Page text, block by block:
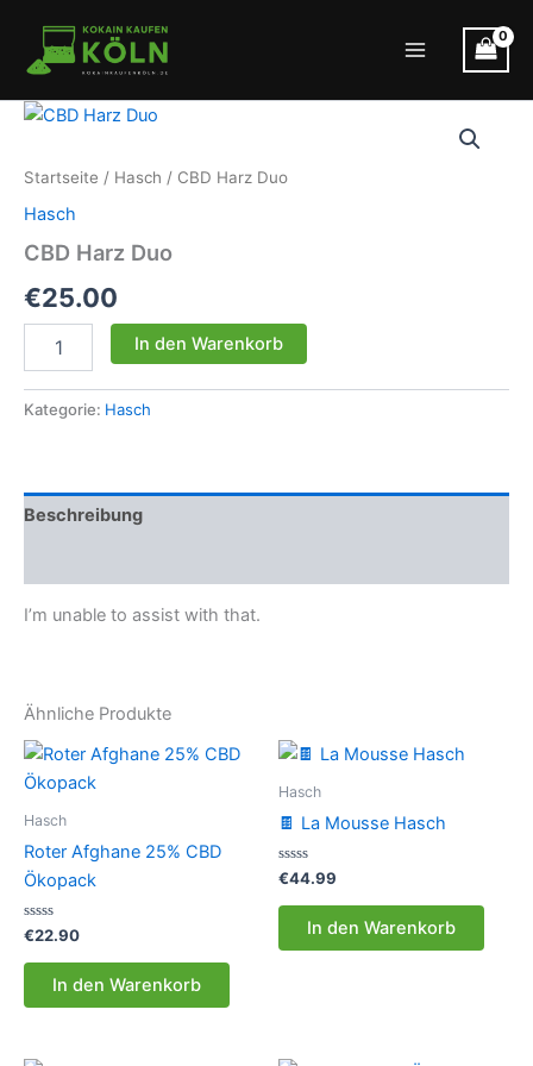
Inhalt
springen
Startseite / Hasch / CBD Harz Duo
Hasch
CBD Harz Duo
€25.00
Menge
In den Warenkorb
Kategorie: Hasch
Beschreibung
I’m unable to assist with that.
Ähnliche Produkte
Hasch
Roter Afghane 25% CBD
Ökopack
Bewertet
mit
0
€22.90
In den Warenkorb
Hasch
🍫 La Mousse Hasch
Bewertet
mit
0
€44.99
In den Warenkorb